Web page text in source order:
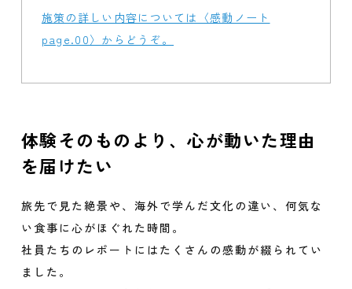
施策の詳しい内容については〈感動ノート
page.00〉からどうぞ。
体験そのものより、心が動いた理由
を届けたい
旅先で見た絶景や、海外で学んだ文化の違い、何気な
い食事に心がほぐれた時間。
社員たちのレポートにはたくさんの感動が綴られてい
ました。